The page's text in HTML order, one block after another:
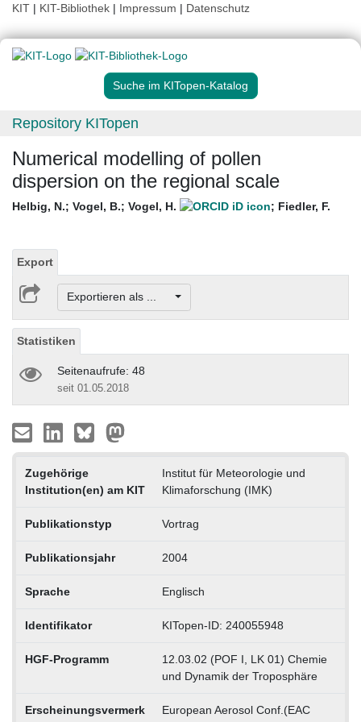
KIT | KIT-Bibliothek | Impressum | Datenschutz
Suche im KITopen-Katalog
Repository KITopen
Numerical modelling of pollen
dispersion on the regional scale
Helbig, N.; Vogel, B.; Vogel, H. ; Fiedler, F.
Export
Exportieren als ...
Statistiken
Seitenaufrufe: 48
seit 01.05.2018
Zugehörige
Institution(en) am KIT
Institut für Meteorologie und
Klimaforschung (IMK)
Publikationstyp Vortrag
Publikationsjahr 2004
Sprache Englisch
Identifikator KITopen-ID: 240055948
HGF-Programm
12.03.02 (POF I, LK 01) Chemie
und Dynamik der Troposphäre
Erscheinungsvermerk
European Aerosol Conf.(EAC